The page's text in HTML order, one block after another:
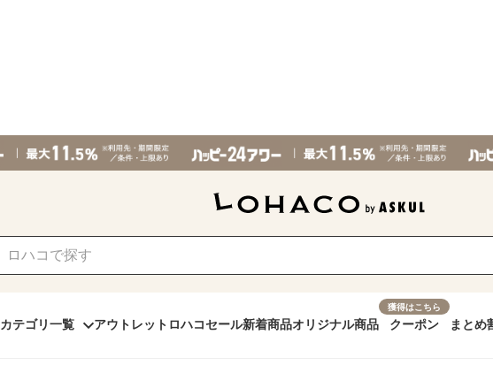
カテゴリ一覧 アウトレット ロハコセール新着商品オリジナル商品
獲得はこちら
クーポン まとめ